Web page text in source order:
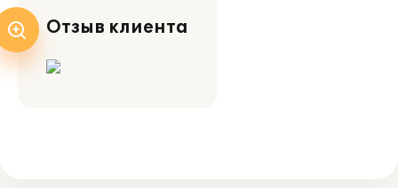
Отзыв клиента